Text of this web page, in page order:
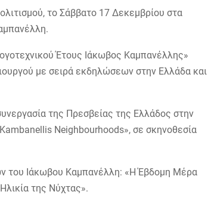
το Σάββατο 17 Δεκεμβρίου στα
Έτους Ιάκωβος Καμπανέλλης»
με σειρά εκδηλώσεων στην Ελλάδα και
της Πρεσβείας της Ελλάδος στην
Neighbourhoods», σε σκηνοθεσία
του Ιάκωβου Καμπανέλλη: «Η Έβδομη Μέρα
της Νύχτας».